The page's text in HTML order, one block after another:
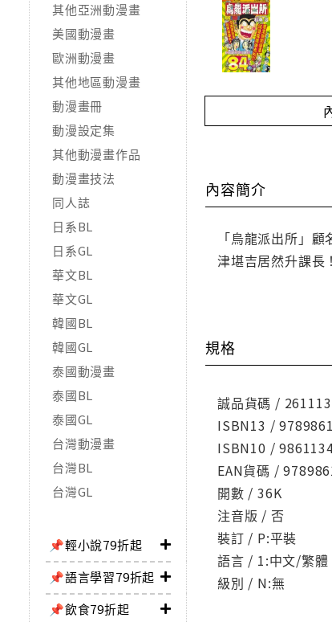
其他亞洲動漫畫
美國動漫畫
歐洲動漫畫
其他地區動漫畫
動漫畫冊
動漫設定集
其他動漫畫作品
動漫畫技法
同人誌
日系BL
日系GL
華文BL
華文GL
韓國BL
韓國GL
泰國動漫畫
泰國BL
泰國GL
台灣動漫畫
台灣BL
台灣GL
📌輕小說79折起
📌語言學習79折起
📌飲食79折起
內容簡介
「烏龍派出所」
津堪吉居然升課長
規格
誠品貨碼 /
ISBN13 /
ISBN10 /
EAN貨碼 /
開數 / 36K
注音版 / 否
裝訂 / P:平裝
語言 / 1:中文/繁體
級別 / N:無